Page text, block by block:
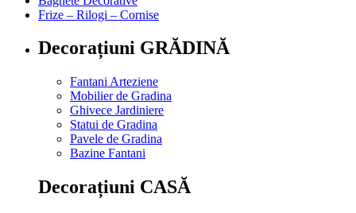
Frize – Rilogi – Cornise
Decorațiuni GRĂDINĂ
Fantani Arteziene
Mobilier de Gradina
Ghivece Jardiniere
Statui de Gradina
Pavele de Gradina
Bazine Fantani
Decorațiuni CASĂ